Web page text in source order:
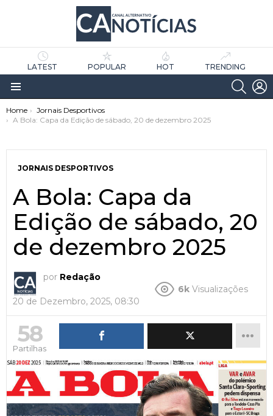
LATEST POPULAR HOT TRENDING
Menu
You are here:
Home
Jornais Desportivos
A Bola: Capa da Edição de sábado, 20 de dezembro 2025
JORNAIS DESPORTIVOS
A Bola: Capa da
Edição de sábado, 20
de dezembro 2025
por Redação
20 de Dezembro, 2025, 08:30
6k Visualizações
58
Partilhas